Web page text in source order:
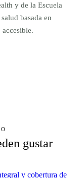
y de la Escuela
basada en
gustar